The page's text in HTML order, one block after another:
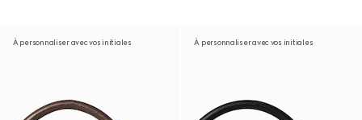
À personnaliser avec vos initiales À personnaliser avec vos initiales